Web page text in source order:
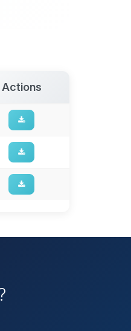
Actions